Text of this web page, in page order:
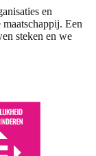
en
Een
steken en we